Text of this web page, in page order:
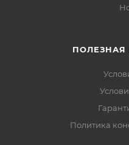
Политика